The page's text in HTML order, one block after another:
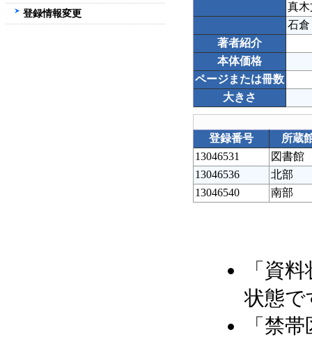
真
石
著者紹介
本体価格
ページまたは冊数
大きさ
登録番号
所蔵
13046531
図書館
13046536
北部
13046540
南部
「資
状態で
「禁
登録情報変更